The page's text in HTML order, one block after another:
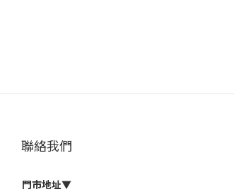
聯絡我們
門市地址▼